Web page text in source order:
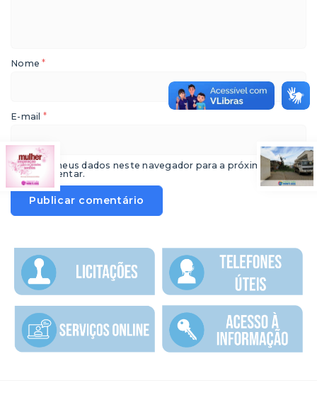
Nome*
E-mail *
Salvar meus dados neste navegador para a próxima vez que
eu comentar.